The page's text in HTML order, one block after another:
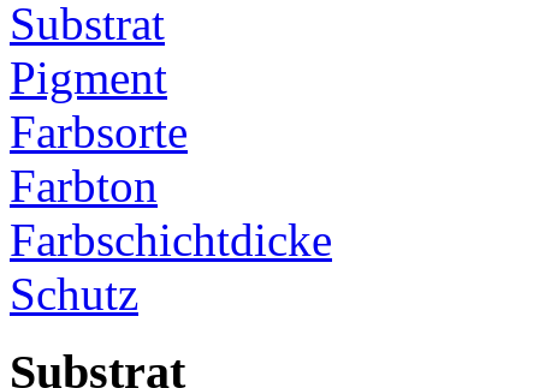
Substrat
Pigment
Farbsorte
Farbton
Farbschichtdicke
Schutz
Substrat